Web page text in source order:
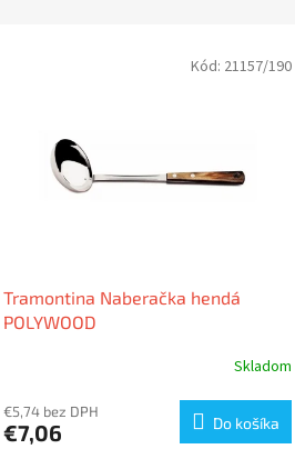
Tramontina Naberačka hendá
POLYWOOD
Skladom
€5,74 bez DPH
€7,06 Do košíka
Kód: 21157/190